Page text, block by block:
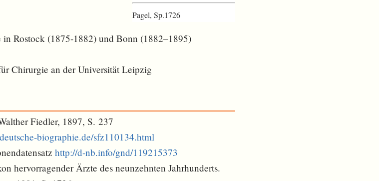
Pagel, Sp.1726
Rostock (1875-1882) und Bonn (1882–1895)
Chirurgie an der Universität Leipzig
Fiedler, 1897, S. 237
biographie.de/sfz110134.html
http://d-nb.info/gnd/119215373
hervorragender Ärzte des neunzehnten Jahrhunderts.